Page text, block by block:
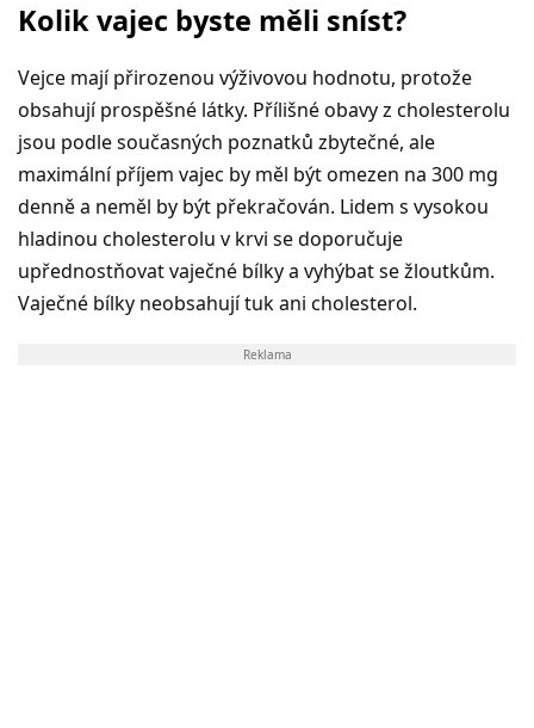
Kolik vajec byste měli sníst?
Vejce mají přirozenou výživovou hodnotu, protože
obsahují prospěšné látky. Přílišné obavy z cholesterolu
jsou podle současných poznatků zbytečné, ale
maximální příjem vajec by měl být omezen na 300 mg
denně a neměl by být překračován. Lidem s vysokou
hladinou cholesterolu v krvi se doporučuje
upřednostňovat vaječné bílky a vyhýbat se žloutkům.
Vaječné bílky neobsahují tuk ani cholesterol.
Reklama